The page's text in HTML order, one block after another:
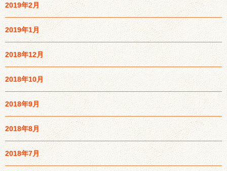
2019年2月
2019年1月
2018年12月
2018年10月
2018年9月
2018年8月
2018年7月